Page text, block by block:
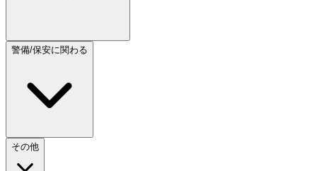
警備/保安に関わる
その他